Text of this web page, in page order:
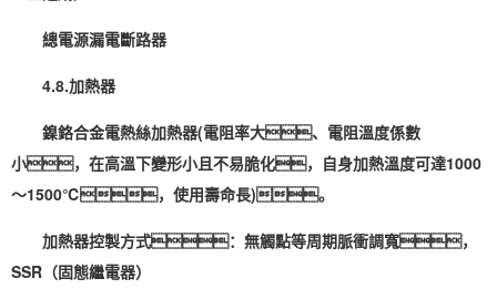
總電源漏電斷路器
4.8.加熱器
鎳鉻合金電熱絲加熱器(電阻率大、電阻溫度係數
小，在高溫下變形小且不易脆化，自身加熱溫度可達1000
～1500℃，使用壽命長)。
加熱器控製方式：無觸點等周期脈衝調寬，
SSR（固態繼電器）